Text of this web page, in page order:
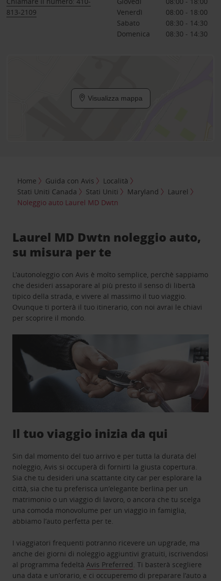
813-2109
Venerdì
08:00 - 18:00
Sabato
08:30 - 14:30
Domenica
08:30 - 14:30
Visualizza mappa
Home Guida con Avis
Località
Stati Uniti Canada
Stati Uniti Maryland
Laurel
Noleggio auto Laurel MD Dwtn
Laurel MD Dwtn noleggio auto,
su misura per te
L’autonoleggio con Avis è molto semplice, perchè sappiamo
che desideri assaporare al più presto il senso di libertà
tipico della strada, e vivere al massimo il tuo viaggio.
Ovunque ti porterà il tuo itinerario, con noi avrai le chiavi
per scoprire il mondo.
Il tuo viaggio inizia da qui
Sin dal momento del tuo arrivo e per tutta la durata del
noleggio, Avis si occuperà di fornirti la giusta copertura.
Sia che tu desideri una scattante city car per esplorare la
città, sia che tu preferisca un’elegante berlina per un
matrimonio o un viaggio di lavoro, o ancora che tu scelga
una comoda monovolume per un viaggio in famiglia,
abbiamo l’auto perfetta per te.
I viaggiatori frequenti potranno ricevere un upgrade, ma
anche dei giorni di noleggio aggiuntivi gratuiti, iscrivendosi
al programma fedeltàAvis Preferred. Ti basterà scegliere
una data e un’orario, e ci occuperemo di preparare l’auto a